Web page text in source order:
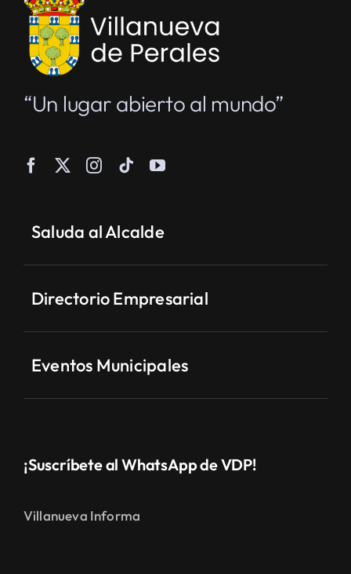
“Un lugar abierto al mundo”
Saluda al Alcalde
Directorio Empresarial
Eventos Municipales
¡Suscríbete al WhatsApp de VDP!
Villanueva Informa